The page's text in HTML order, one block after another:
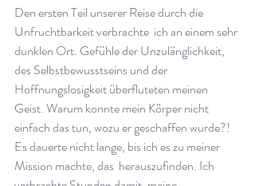
Den ersten Teil unserer Reise durch die
Unfruchtbarkeit verbrachte  ich an einem sehr
dunklen Ort. Gefühle der Unzulänglichkeit,
des Selbstbewusstseins und der
Hoffnungslosigkeit überfluteten meinen
Geist. Warum konnte mein Körper nicht
einfach das tun, wozu er geschaffen wurde?!
Es dauerte nicht lange, bis ich es zu meiner
Mission machte, das  herauszufinden. Ich